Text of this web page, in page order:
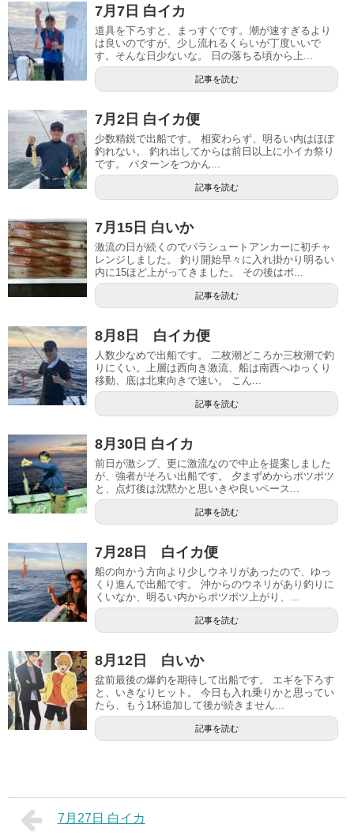
7月7日 白イカ
道具を下ろすと、まっすぐです。潮が速すぎるより
は良いのですが、少し流れるくらいが丁度いいで
す。そんな日少ないな。 日の落ちる頃から上...
記事を読む
7月2日 白イカ便
少数精鋭で出船です。 相変わらず、明るい内はほぼ
釣れない。 釣れ出してからは前日以上に小イカ祭り
です。 パターンをつかん...
記事を読む
7月15日 白いか
激流の日が続くのでパラシュートアンカーに初チャ
レンジしました。 釣り開始早々に入れ掛かり明るい
内に15ほど上がってきました。 その後はポ...
記事を読む
8月8日 白イカ便
人数少なめで出船です。 二枚潮どころか三枚潮で釣
りにくい。上層は西向き激流、船は南西へゆっくり
移動、底は北東向きで速い。 こん...
記事を読む
8月30日 白イカ
前日が激シブ、更に激流なので中止を提案しました
が、強者がそろい出船です。 夕まずめからポツポツ
と、点灯後は沈黙かと思いきや良いペース...
記事を読む
7月28日 白イカ便
船の向かう方向より少しウネリがあったので、ゆっ
くり進んで出船です。 沖からのウネリがあり釣りに
くいなか、明るい内からポツポツ上がり、...
記事を読む
8月12日 白いか
盆前最後の爆釣を期待して出船です。 エギを下ろす
と、いきなりヒット。 今日も入れ乗りかと思ってい
たら、もう1杯追加して後が続きません...
記事を読む
7月27日 白イカ